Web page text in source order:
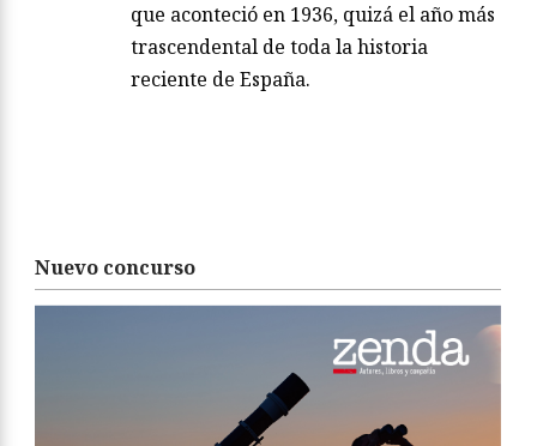
que aconteció en 1936, quizá el año más
trascendental de toda la historia
reciente de España.
Nuevo concurso